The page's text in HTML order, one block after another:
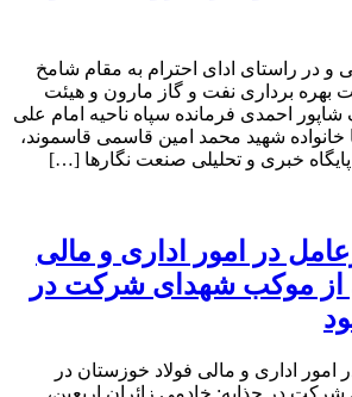
و در راستای ادای احترام به مقام شامخ
بهره برداری نفت و گاز مارون و هیئت
احمدی فرمانده سپاه ناحیه امام علی
۱۲ مرداد با خانواده شهید محمد امین قاسمی قاسموند،
خبری و تحلیلی صنعت نگارها […]
در امور اداری و مالی
از موکب شهدای شرکت در
امور اداری و مالی فولاد خوزستان در
در چذابه: خادمی زائران اربعین،